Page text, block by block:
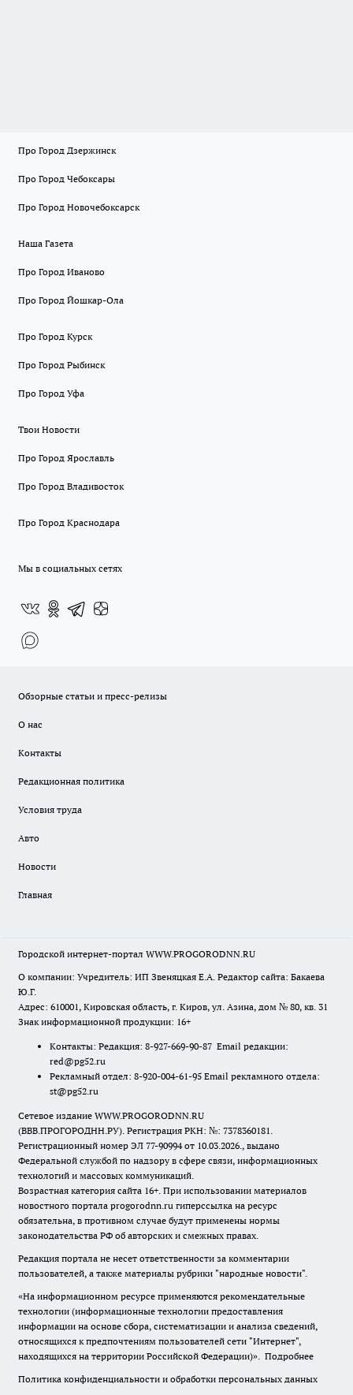
Про Город Дзержинск
Про Город Чебоксары
Про Город Новочебоксарск
Наша Газета
Про Город Иваново
Про Город Йошкар-Ола
Про Город Курск
Про Город Рыбинск
Про Город Уфа
Твои Новости
Про Город Ярославль
Про Город Владивосток
Про Город Краснодара
Мы в социальных сетях
Обзорные статьи и пресс-релизы
О нас
Контакты
Редакционная политика
Условия труда
Авто
Новости
Главная
Городской интернет-портал WWW.PROGORODNN.RU
О компании: Учредитель: ИП Звеняцкая Е.А. Редактор сайта: Бакаева
Ю.Г.
Адрес: 610001, Кировская область, г. Киров, ул. Азина, дом № 80, кв. 31
Знак информационной продукции: 16+
Контакты: Редакция: 8-927-669-90-87 Email редакции:
red@pg52.ru
Рекламный отдел: 8-920-004-61-95 Email рекламного отдела:
st@pg52.ru
Сетевое издание WWW.PROGORODNN.RU
(ВВВ.ПРОГОРОДНН.РУ). Регистрация РКН: №: 7378360181.
Регистрационный номер ЭЛ 77-90994 от 10.03.2026., выдано
Федеральной службой по надзору в сфере связи, информационных
технологий и массовых коммуникаций.
Возрастная категория сайта 16+. При использовании материалов
новостного портала progorodnn.ru гиперссылка на ресурс
обязательна, в противном случае будут применены нормы
законодательства РФ об авторских и смежных правах.
Редакция портала не несет ответственности за комментарии
пользователей, а также материалы рубрики "народные новости".
«На информационном ресурсе применяются рекомендательные
технологии (информационные технологии предоставления
информации на основе сбора, систематизации и анализа сведений,
относящихся к предпочтениям пользователей сети "Интернет",
находящихся на территории Российской Федерации)». Подробнее
Политика конфиденциальности и обработки персональных данных